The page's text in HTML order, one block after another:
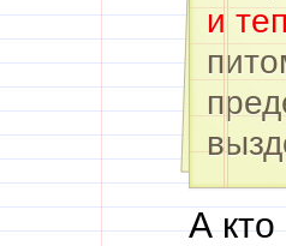
и
А кто